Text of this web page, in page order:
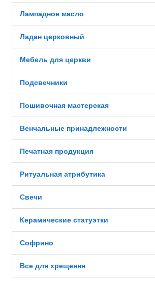
Лампадное масло
Ладан церковный
Мебель для церкви
Подсвечники
Пошивочная мастерская
Венчальные принадлежности
Печатная продукция
Ритуальная атрибутика
Свечи
Керамические статуэтки
Софрино
Все для хрещення